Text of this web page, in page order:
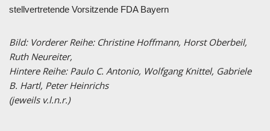
stellvertretende Vorsitzende FDA Bayern
Bild: Vorderer Reihe: Christine Hoffmann, Horst Oberbeil,
Ruth Neureiter,
Hintere Reihe: Paulo C. Antonio, Wolfgang Knittel, Gabriele
B. Hartl, Peter Heinrichs
(jeweils v.l.n.r.)